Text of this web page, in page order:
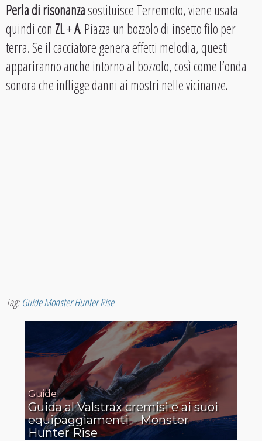
Perla di risonanzasostituisce Terremoto, viene usata
quindi con ZL+A. Piazza un bozzolo di insetto filo per
terra. Se il cacciatore genera effetti melodia, questi
appariranno anche intorno al bozzolo, così come l’onda
sonora che infligge danni ai mostri nelle vicinanze.
Tag:Guide Monster Hunter Rise
Guide
Guida al Valstrax cremisi e ai suoi
equipaggiamenti – Monster
Hunter Rise